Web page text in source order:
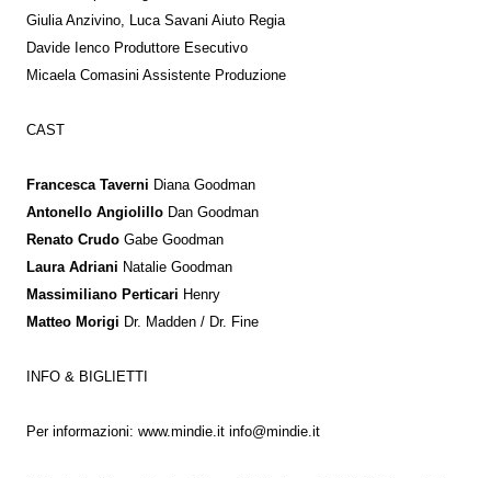
Giulia Anzivino, Luca Savani Aiuto Regia
Davide Ienco Produttore Esecutivo
Micaela Comasini Assistente Produzione
CAST
Francesca Taverni Diana Goodman
Antonello Angiolillo Dan Goodman
Renato Crudo Gabe Goodman
Laura Adriani Natalie Goodman
Massimiliano Perticari Henry
Matteo Morigi Dr. Madden / Dr. Fine
INFO & BIGLIETTI
Per informazioni: www.mindie.it info@mindie.it